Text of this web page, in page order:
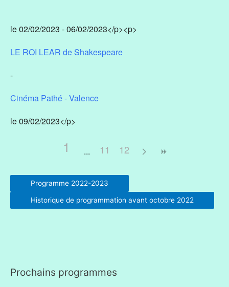
le 02/02/2023 - 06/02/2023</p><p>
LE ROI LEAR de Shakespeare
-
Cinéma Pathé - Valence
le 09/02/2023</p>
1 11 12
Programme 2022-2023
Historique de programmation avant octobre 2022
Prochains programmes